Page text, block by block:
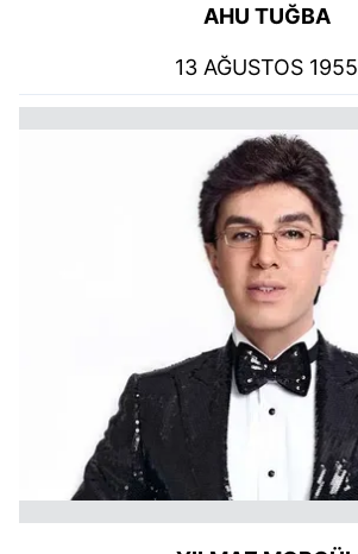
AHU TUĞBA
13 AĞUSTOS 1955